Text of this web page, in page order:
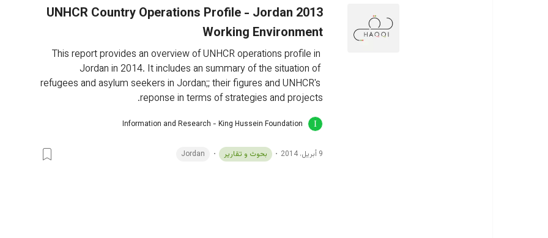
2013 UNHCR Country Operations Profile - Jordan
Working Environment
This report provides an overview of UNHCR operations profile in
Jordan in 2014. It includes an summary of the situation of
refugees and asylum seekers in Jordan;; their figures and UNHCR's
reponse in terms of strategies and projects.
Information and Research - King Hussein Foundation
9 أبريل، 2014 بحوث و تقارير Jordan